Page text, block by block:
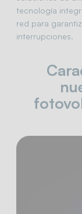
tecnología
red para
interrupciones.